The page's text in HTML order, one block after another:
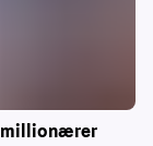
millionærer